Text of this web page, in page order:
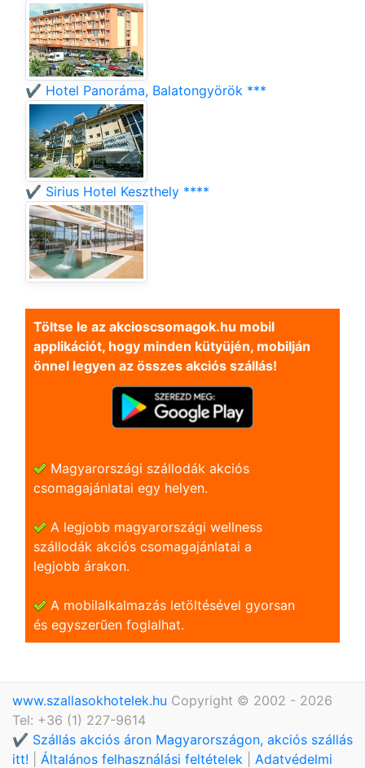
✔️ Hotel Panoráma, Balatongyörök ***
✔️ Sirius Hotel Keszthely ****
Töltse le az akcioscsomagok.hu mobil
applikációt, hogy minden kütyüjén, mobilján
önnel legyen az összes akciós szállás!
Magyarországi szállodák akciós
csomagajánlatai egy helyen.
A legjobb magyarországi wellness
szállodák akciós csomagajánlatai a
legjobb árakon.
A mobilalkalmazás letöltésével gyorsan
és egyszerũen foglalhat.
www.szallasokhotelek.hu Copyright © 2002 - 2026
Tel: +36 (1) 227-9614
✔️ Szállás akciós áron Magyarországon, akciós szállás
itt!
Általános felhasználási feltételek
Adatvédelmi